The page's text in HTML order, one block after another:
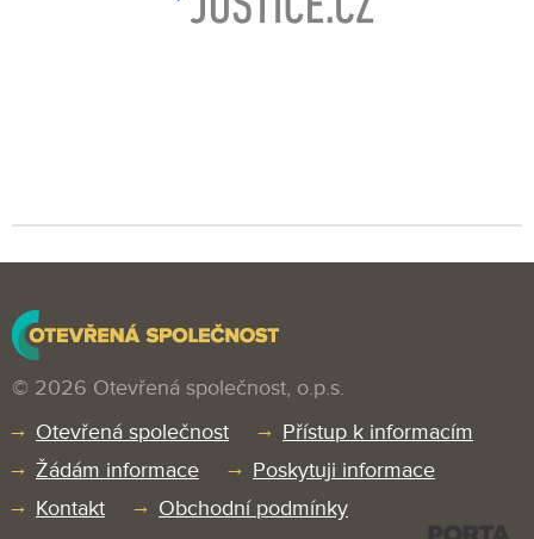
© 2026 Otevřená společnost, o.p.s.
Otevřená společnost
Přístup k informacím
Žádám informace
Poskytuji informace
Kontakt
Obchodní podmínky